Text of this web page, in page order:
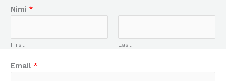
Nimi *
First Last
Email *